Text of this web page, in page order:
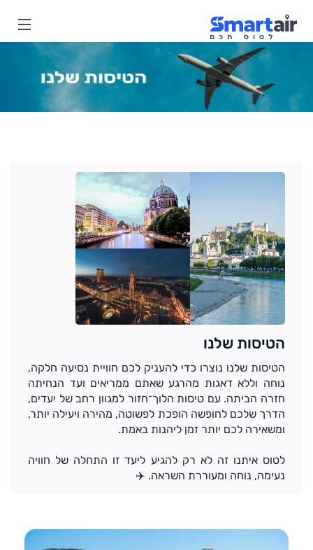
הטיסות שלנו
הטיסות שלנו נוצרו כדי להעניק לכם חוויית נסיעה חלקה,
נוחה וללא דאגות מהרגע שאתם ממריאים ועד הנחיתה
חזרה הביתה. עם טיסות הלוך־חזור למגוון רחב של יעדים,
הדרך שלכם לחופשה הופכת לפשוטה, מהירה ויעילה יותר,
ומשאירה לכם יותר זמן ליהנות באמת.
לטוס איתנו זה לא רק להגיע ליעד זו התחלה של חוויה
נעימה, נוחה ומעוררת השראה. ✈️